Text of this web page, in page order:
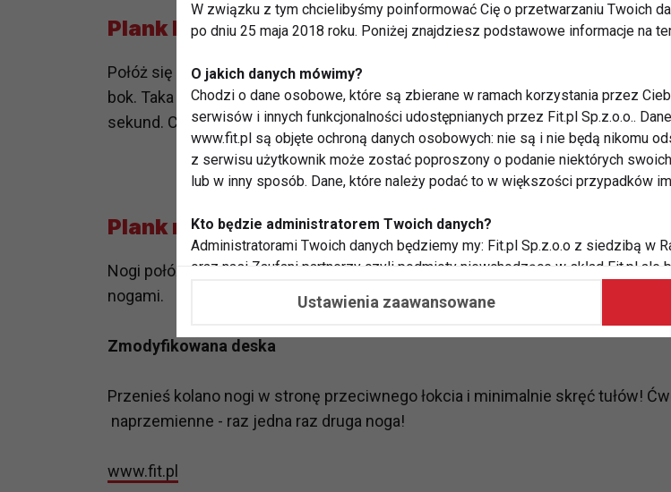
Plank bokiem
Połóż się na boku. Unieś się i oprzyj ciężar ciała na łokciu i stopie. Drugą ręką
bok. Taka pozycja jest trudna do utrzymania, dlatego początkowo utrzymaj ją
sekund. Co jakiś czas wydłużaj ćwiczenie o 5 sekund.
Plank na piłce
Nogi połóż na piłce. Podeprzyj się na wyprostowanych rękach. Przez 20
nogami.
Zmodyfikowana deska
Przenieś kolano nogi w stronę przeciwnego łokcia i minimalnie skręć tułów!
naprzemienne - raz jedna raz druga noga!
www.fit.pl
W związku z tym chcielibyśmy poinformować Cię o przetwarzaniu Twoich
po dniu 25 maja 2018 roku. Poniżej znajdziesz podstawowe informacje na
O jakich danych mówimy?
Chodzi o dane osobowe, które są zbierane w ramach korzystania przez
serwisów i innych funkcjonalności udostępnianych przez Fit.pl Sp.z.o.o..
www.fit.pl są objęte ochroną danych osobowych: nie są i nie będą nikomu
z serwisu użytkownik może zostać poproszony o podanie niektórych
lub w inny sposób. Dane, które należy podać to w większości przypadków
Kto będzie administratorem Twoich danych?
Administratorami Twoich danych będziemy my: Fit.pl Sp.z.o.o z siedzibą w
oraz nasi Zaufani partnerzy czyli podmioty niewchodzące w skład Fit.pl ale
potrzeb i zainteresowań.
Dlaczego chcemy przetwarzać Twoje dane?
dopasować treści stron i ich tematykę, w tym tematykę ukazujących się tam
przeprowadzania konkursów z nagrodami,
Ustawienia zaawansowane